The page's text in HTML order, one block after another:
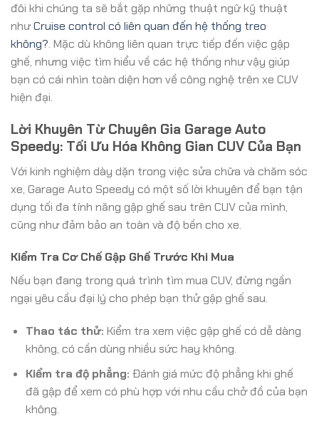
đôi khi chúng ta sẽ bắt gặp những thuật ngữ kỹ thuật
nhưCruise control có liên quan đến hệ thống treo
không?. Mặc dù không liên quan trực tiếp đến việc gập
ghế, nhưng việc tìm hiểu về các hệ thống như vậy giúp
bạn có cái nhìn toàn diện hơn về công nghệ trên xe CUV
hiện đại.
Lời Khuyên Từ Chuyên Gia Garage Auto
Speedy: Tối Ưu Hóa Không Gian CUV Của Bạn
Với kinh nghiệm dày dặn trong việc sửa chữa và chăm sóc
xe, Garage Auto Speedy có một số lời khuyên để bạn tận
dụng tối đa tính năng gập ghế sau trên CUV của mình,
cũng như đảm bảo an toàn và độ bền cho xe.
Kiểm Tra Cơ Chế Gập Ghế Trước Khi Mua
Nếu bạn đang trong quá trình tìm mua CUV, đừng ngần
ngại yêu cầu đại lý cho phép bạn thử gập ghế sau.
Thao tác thử: Kiểm tra xem việc gập ghế có dễ dàng
không, có cần dùng nhiều sức hay không.
Kiểm tra độ phẳng: Đánh giá mức độ phẳng khi ghế
đã gập để xem có phù hợp với nhu cầu chở đồ của bạn
không.